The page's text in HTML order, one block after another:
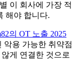
이 회사에 가장 적
해야 합니다.
의 OT 노출 2025
악용 가능한 취약점
게 연결한 것으로